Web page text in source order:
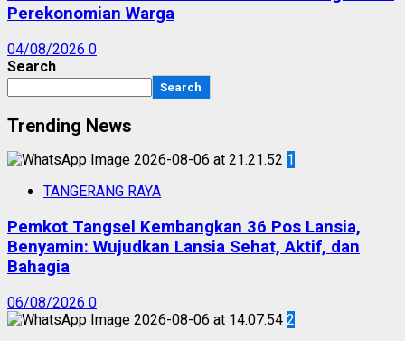
Perekonomian Warga
04/08/2026 0
Search
Search
Trending News
1
TANGERANG RAYA
Pemkot Tangsel Kembangkan 36 Pos Lansia,
Benyamin: Wujudkan Lansia Sehat, Aktif, dan
Bahagia
06/08/2026 0
2